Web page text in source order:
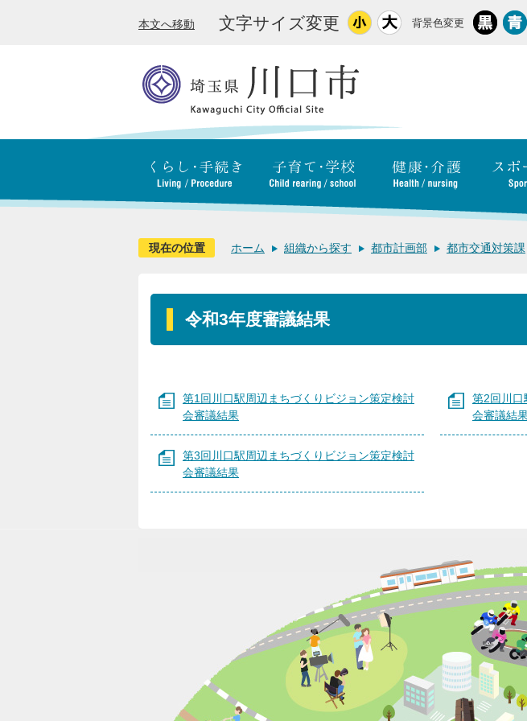
本文へ移動 文字サイズ変更 背景色変更
現在の位置 ホーム 組織から探す 都市計画部 都市交通対策課
令和3年度審議結果
第1回川口駅周辺まちづくりビジョン策定検討
会審議結果
第2回川口
会審議結
第3回川口駅周辺まちづくりビジョン策定検討
会審議結果